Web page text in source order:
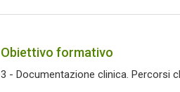
Obiettivo formativo
3 - Documentazione clinica. Percorsi